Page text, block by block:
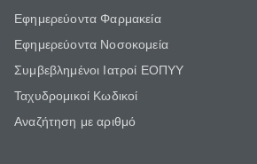
Εφημερεύοντα Φαρμακεία
Εφημερεύοντα Νοσοκομεία
Συμβεβλημένοι Ιατροί ΕΟΠΥΥ
Ταχυδρομικοί Κωδικοί
Αναζήτηση με αριθμό